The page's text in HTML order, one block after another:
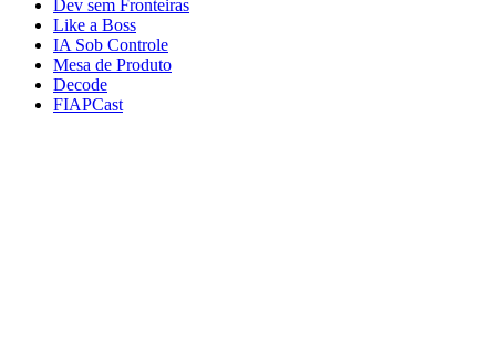
Dev sem Fronteiras
Like a Boss
IA Sob Controle
Mesa de Produto
Decode
FIAPCast